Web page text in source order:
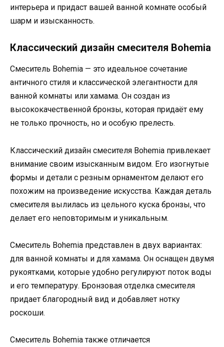
интерьера и придаст вашей ванной комнате особый
шарм и изысканность.
Классический дизайн смесителя Bohemia
Смеситель Bohemia — это идеальное сочетание
античного стиля и классической элегантности для
ванной комнаты или хамама. Он создан из
высококачественной бронзы, которая придаёт ему
не только прочность, но и особую прелесть.
Классический дизайн смесителя Bohemia привлекает
внимание своим изысканным видом. Его изогнутые
формы и детали с резным орнаментом делают его
похожим на произведение искусства. Каждая деталь
смесителя вылилась из цельного куска бронзы, что
делает его неповторимым и уникальным.
Смеситель Bohemia представлен в двух вариантах:
для ванной комнаты и для хамама. Он оснащен двумя
рукоятками, которые удобно регулируют поток воды
и его температуру. Бронзовая отделка смесителя
придает благородный вид и добавляет нотку
роскоши.
Смеситель Bohemia также отличается